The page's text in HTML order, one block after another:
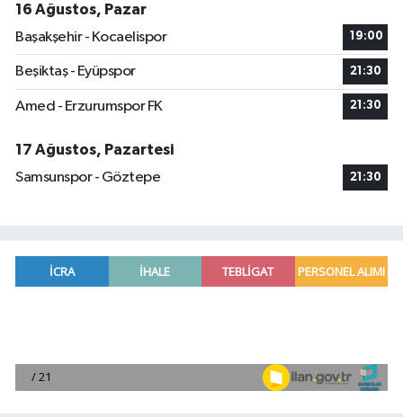
16 Ağustos, Pazar
Başakşehir - Kocaelispor
19:00
Beşiktaş - Eyüpspor 21:30
Amed - Erzurumspor FK 21:30
17 Ağustos, Pazartesi
Samsunspor - Göztepe
21:30
00:39 |
Mersin'de uyuşturucu operasyonunda 190